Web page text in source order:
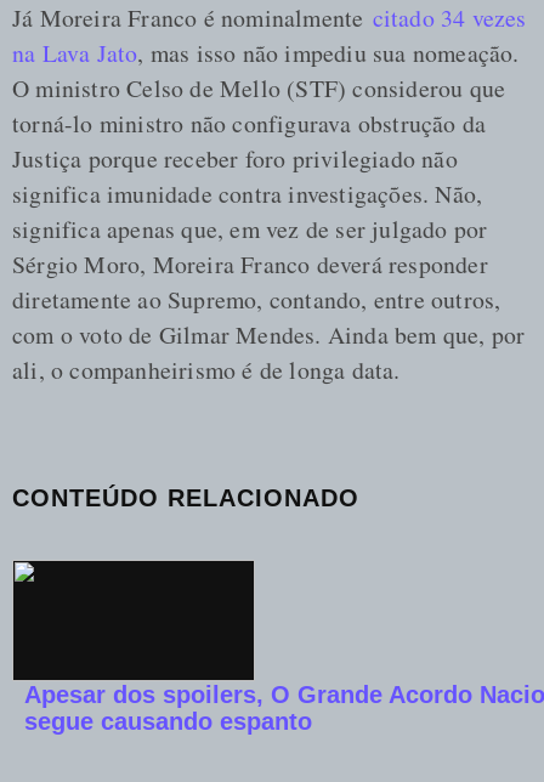
Já Moreira Franco é nominalmente citado 34 vezes
na Lava Jato, mas isso não impediu sua nomeação.
O ministro Celso de Mello (STF) considerou que
torná-lo ministro não configurava obstrução da
Justiça porque receber foro privilegiado não
significa imunidade contra investigações. Não,
significa apenas que, em vez de ser julgado por
Sérgio Moro, Moreira Franco deverá responder
diretamente ao Supremo, contando, entre outros,
com o voto de Gilmar Mendes. Ainda bem que, por
ali, o companheirismo é de longa data.
CONTEÚDO RELACIONADO
Apesar dos spoilers, O Grande Acordo
segue causando espanto